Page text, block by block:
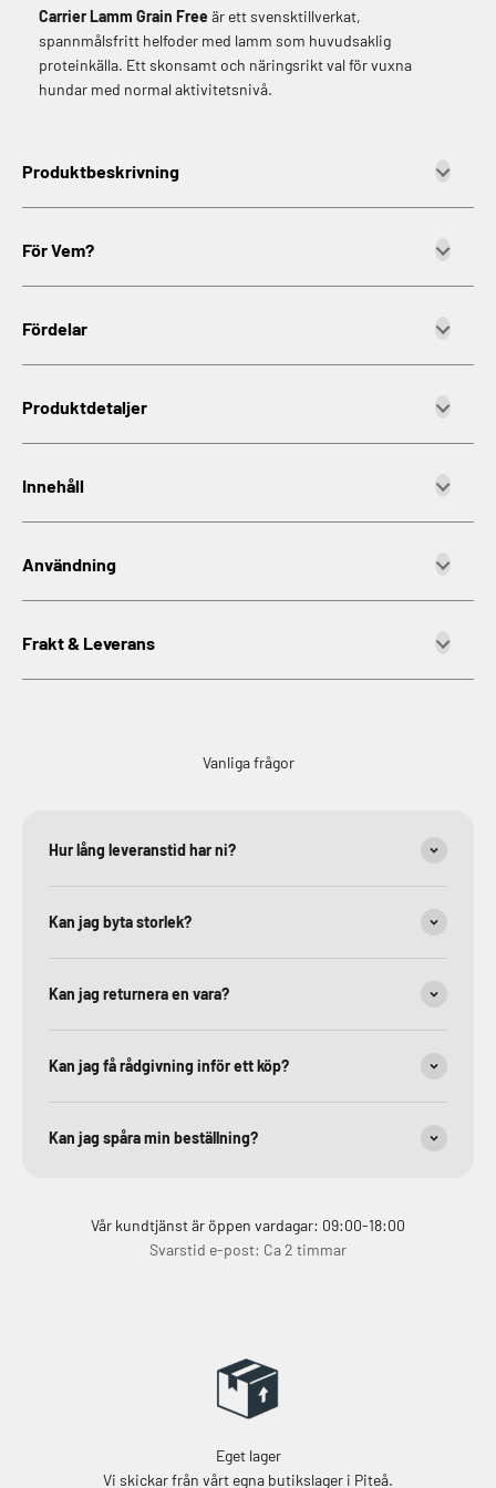
Carrier Lamm Grain Free är ett svensktillverkat,
spannmålsfritt helfoder med lamm som huvudsaklig
proteinkälla. Ett skonsamt och näringsrikt val för vuxna
hundar med normal aktivitetsnivå.
Produktbeskrivning
För Vem?
Fördelar
Produktdetaljer
Innehåll
Användning
Frakt & Leverans
Vanliga frågor
Hur lång leveranstid har ni?
Kan jag byta storlek?
Kan jag returnera en vara?
Kan jag få rådgivning inför ett köp?
Kan jag spåra min beställning?
Vår kundtjänst är öppen vardagar: 09:00-18:00
Svarstid e-post: Ca 2 timmar
Eget lager
Vi skickar från vårt egna butikslager i Piteå.